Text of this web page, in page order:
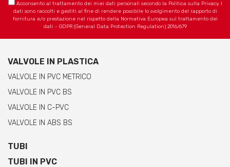
Acconsento al trattamento dei miei dati personali secondo la Politica sulla Privacy. I
dati sono raccolti e gestiti al fine di rendere possibile lo svolgimento del rapporto di
fornitura e/o prestazione nel rispetto della Normativa Europea sul trattamento dei
dati - GDPR (General Data Protection Regulation) 2016/679
VALVOLE IN PLASTICA
VALVOLE IN PVC METRICO
VALVOLE IN PVC BS
VALVOLE IN C-PVC
VALVOLE IN ABS BS
TUBI
TUBI IN PVC